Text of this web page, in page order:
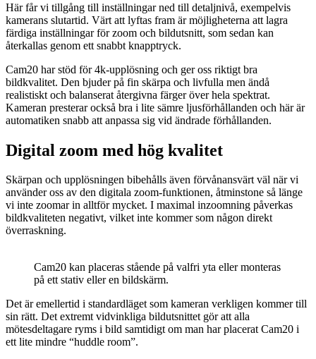
Här får vi tillgång till inställningar ned till detaljnivå, exempelvis
kamerans slutartid. Värt att lyftas fram är möjligheterna att lagra
färdiga inställningar för zoom och bildutsnitt, som sedan kan
återkallas genom ett snabbt knapptryck.
Cam20 har stöd för 4k-upplösning och ger oss riktigt bra
bildkvalitet. Den bjuder på fin skärpa och livfulla men ändå
realistiskt och balanserat återgivna färger över hela spektrat.
Kameran presterar också bra i lite sämre ljusförhållanden och här är
automatiken snabb att anpassa sig vid ändrade förhållanden.
Digital zoom med hög kvalitet
Skärpan och upplösningen bibehålls även förvånansvärt väl när vi
använder oss av den digitala zoom-funktionen, åtminstone så länge
vi inte zoomar in alltför mycket. I maximal inzoomning påverkas
bildkvaliteten negativt, vilket inte kommer som någon direkt
överraskning.
Cam20 kan placeras stående på valfri yta eller monteras
på ett stativ eller en bildskärm.
Det är emellertid i standardläget som kameran verkligen kommer till
sin rätt. Det extremt vidvinkliga bildutsnittet gör att alla
mötesdeltagare ryms i bild samtidigt om man har placerat Cam20 i
ett lite mindre “huddle room”.